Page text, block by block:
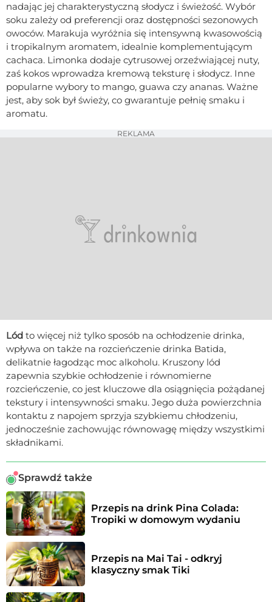
nadając jej charakterystyczną słodycz i świeżość. Wybór
soku zależy od preferencji oraz dostępności sezonowych
owoców. Marakuja wyróżnia się intensywną kwasowością
i tropikalnym aromatem, idealnie komplementującym
cachaca. Limonka dodaje cytrusowej orzeźwiającej nuty,
zaś kokos wprowadza kremową teksturę i słodycz. Inne
popularne wybory to mango, guawa czy ananas. Ważne
jest, aby sok był świeży, co gwarantuje pełnię smaku i
aromatu.
REKLAMA
Lód to więcej niż tylko sposób na ochłodzenie drinka,
wpływa on także na rozcieńczenie drinka Batida,
delikatnie łagodząc moc alkoholu. Kruszony lód
zapewnia szybkie ochłodzenie i równomierne
rozcieńczenie, co jest kluczowe dla osiągnięcia pożądanej
tekstury i intensywności smaku. Jego duża powierzchnia
kontaktu z napojem sprzyja szybkiemu chłodzeniu,
jednocześnie zachowując równowagę między wszystkimi
składnikami.
Sprawdź także
Przepis na drink Pina Colada:
Tropiki w domowym wydaniu
Przepis na Mai Tai - odkryj
klasyczny smak Tiki